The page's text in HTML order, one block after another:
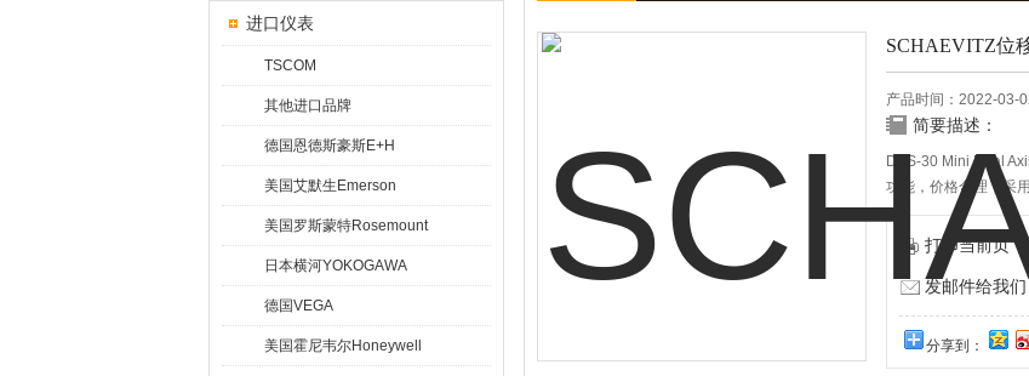
进口仪表
TSCOM
其他进口品牌
德国恩德斯豪斯E+H
美国艾默生Emerson
美国罗斯蒙特Rosemount
日本横河YOKOGAWA
德国VEGA
美国霍尼韦尔Honeywell
SCHAEVITZ位
产品时间：2022-03-
简要描述：
DAS-30 Mini Dual
功能，价格合理，采
打印当前页
发邮件给我
分享到：